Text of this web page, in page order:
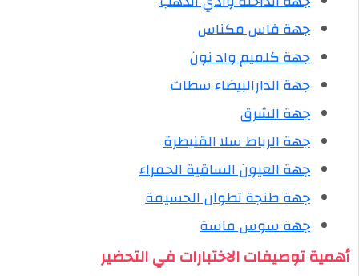
جهة فاس مكناس
جهة كلميم واد نون
جهة الدارالبيضاء سطات
جهة الشرق
جهة الرباط سلا القنيطرة
جهة العيون الساقية الحمراء
جهة طنجة تطوان الحسيمة
جهة سوس ماسة
أهمية توصيفات الاختبارات في التحضير